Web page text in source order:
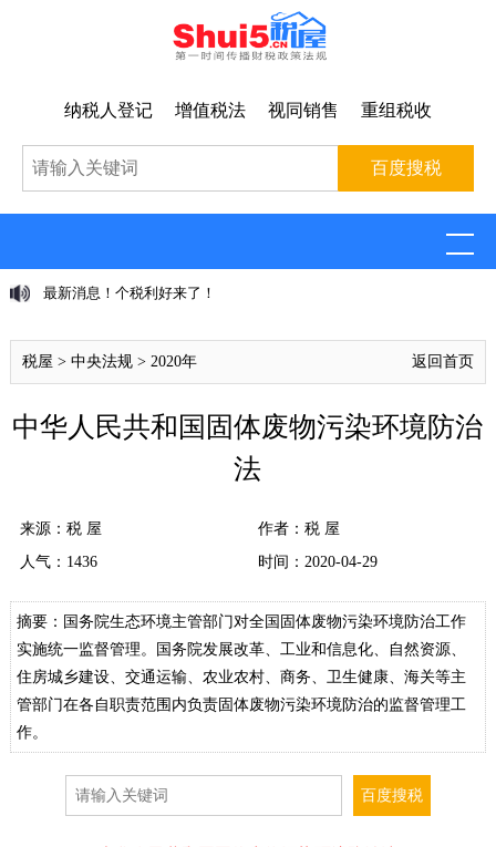
纳税人登记 增值税法 视同销售 重组税收
最新消息！个税利好来了！
税屋 > 中央法规> 2020年 返回首页
中华人民共和国固体废物污染环境防治
法
来源： 税 屋
作者：税 屋
人气： 1436 时间：2020-04-29
摘要：国务院生态环境主管部门对全国固体废物污染环境防治工作
实施统一监督管理。国务院发展改革、工业和信息化、自然资源、
住房城乡建设、交通运输、农业农村、商务、卫生健康、海关等主
管部门在各自职责范围内负责固体废物污染环境防治的监督管理工
作。